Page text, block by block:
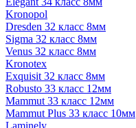
Kronopol
Dresden 32 класс 8мм
Sigma 32 класс 8мм
Venus 32 класс 8мм
Kronotex
Exquisit 32 класс 8мм
Robusto 33 класс 12мм
Mammut 33 класс 12мм
Mammut Plus 33 класс 10мм
Laminely